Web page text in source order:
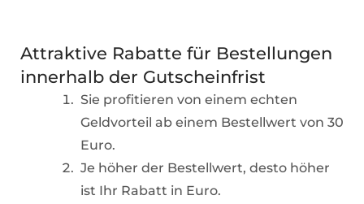
Attraktive Rabatte für Bestellungen
innerhalb der Gutscheinfrist
Sie profitieren von einem echten
Geldvorteil ab einem Bestellwert von 30
Euro.
Je höher der Bestellwert, desto höher
ist Ihr Rabatt in Euro.